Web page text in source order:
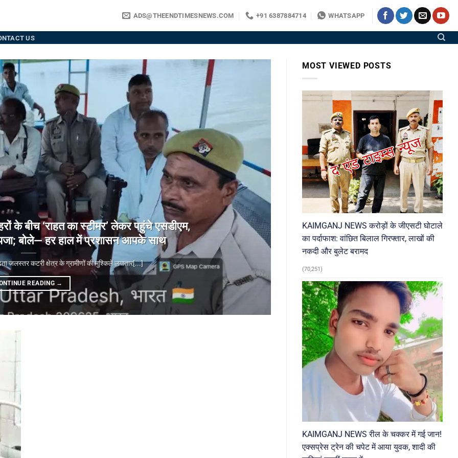
ADS@THEENDTIMESNEWS.COM +91 6387884714 WHATSAPP
US
के बीच ‘राहत का स्टीमर’ लेकर पहुंचे एसडीएम,
बोले— हर हाल में प्रशासन आपके साथ
जलस्तर कटरी क्षेत्र के ग्रामीणों की मुश्किलें लगातार[...]
READING →
MOST VIEWED POSTS
KAIMGANJ NEWS करोड़ों के जीएसटी घोटाले
का पर्दाफाश: वांछित बिलाल गिरफ्तार, लाखों की
नकदी और बुलेट बरामद
(70,251)
KAIMGANJ NEWS रील के चक्कर में गई जान!
एक्सप्रेस ट्रेन की चपेट में आया युवक, शादी की